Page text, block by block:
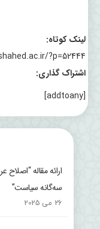
لینک کوتاه:
?p=52444
اشتراک گذاری:
[addtoany]
ارائه مقاله
سه‌گانه سیاست”
26 می 2025